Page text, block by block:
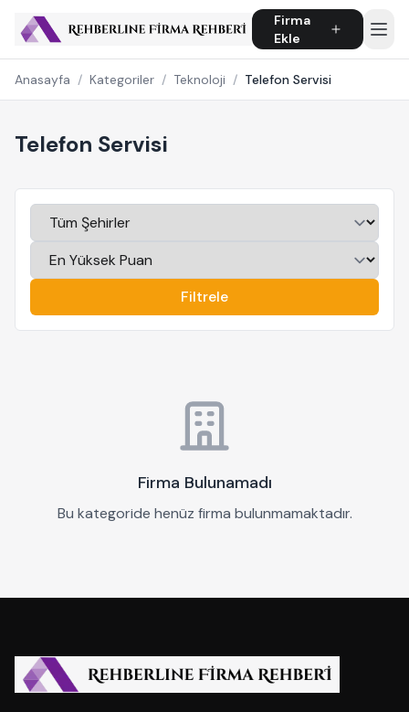
Firma
Ekle
Anasayfa / Kategoriler / Teknoloji / Telefon Servisi
Telefon Servisi
Filtrele
Firma Bulunamadı
Bu kategoride henüz firma bulunmamaktadır.